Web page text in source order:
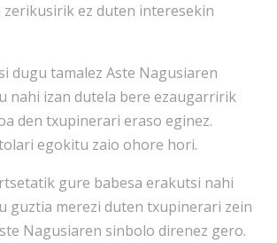
ez duten interesekin
dugu tamalez Aste Nagusiaren
nahi izan dutela bere ezaugarririk
den txupinerari eraso eginez.
egokitu zaio ohore hori.
gure babesa erakutsi nahi
guztia merezi duten txupinerari zein
Nagusiaren sinbolo direnez gero.